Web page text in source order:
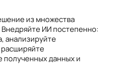
из множества
ИИ постепенно:
анализируйте
расширяйте
полученных данных и